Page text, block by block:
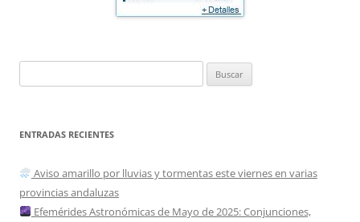
ENTRADAS RECIENTES
Aviso amarillo por lluvias y tormentas este viernes en varias
provincias andaluzas
Efemérides Astronómicas de Mayo de 2025: Conjunciones,